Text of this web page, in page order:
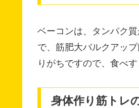
ベーコンは、タンパク
で、筋肥大バルクアッ
りがちですので、食べ
身体作り筋トレ